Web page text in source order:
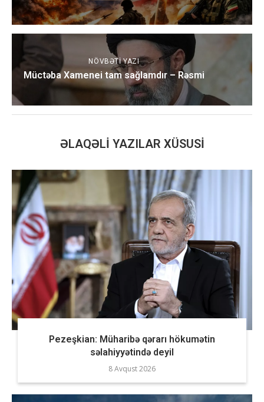
NÖVBƏTI YAZI
Müctəba Xamenei tam sağlamdır – Rəsmi
ƏLAQƏLI YAZILAR XÜSUSI
Pezeşkian: Müharibə qərarı hökumətin
səlahiyyətində deyil
8 Avqust 2026